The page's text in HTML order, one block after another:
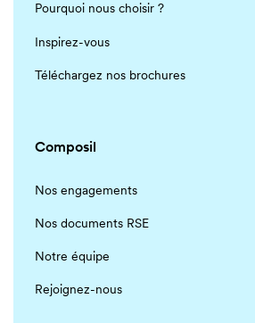
Pourquoi nous choisir ?
Inspirez-vous
Téléchargez nos brochures
Composil
Nos engagements
Nos documents RSE
Notre équipe
Rejoignez-nous